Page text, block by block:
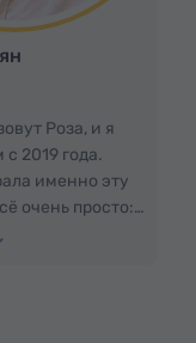
Роза, и я
2019 года.
именно эту
очень просто:
я люблю